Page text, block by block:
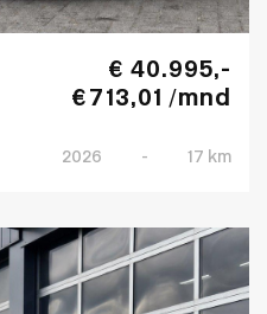
€ 40.995,-
€ 713,01 /mnd
2026 - 17 km